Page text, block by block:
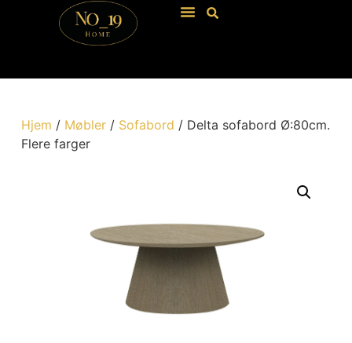
Hjem / Møbler/ Sofabord / Delta sofabord Ø:80cm.
Flere farger